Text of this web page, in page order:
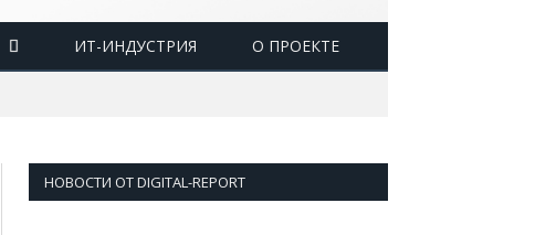
ИТ-ИНДУСТРИЯ О ПРОЕКТЕ
НОВОСТИ ОТ DIGITAL-REPORT